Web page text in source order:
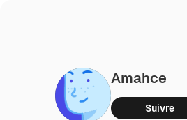
Amahce
Suivre